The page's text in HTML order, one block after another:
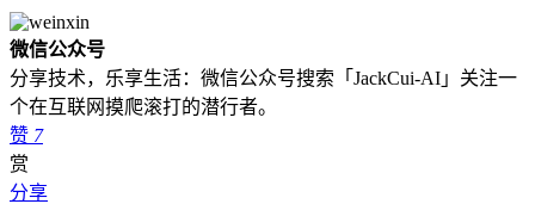
微信公众号
分享技术，乐享生活：微信公众号搜索「JackCui-AI」关注一
个在互联网摸爬滚打的潜行者。
赞 7
赏
分享